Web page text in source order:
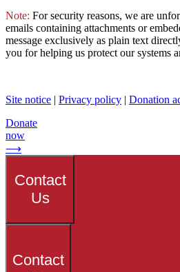
Note: For security reasons, we are
emails containing attachments or
message exclusively as plain text
you for helping us protect our systems
Site notice | Privacy policy | Donation
Donate
now
⟶
Contact
Us
Contact